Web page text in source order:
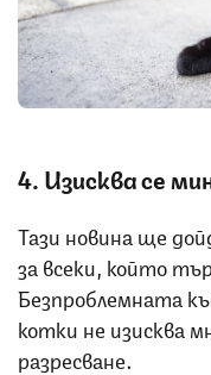
4. Изисква се
Тази новина ще
за всеки, който
Безпроблемната
котки не изисква
разресване.